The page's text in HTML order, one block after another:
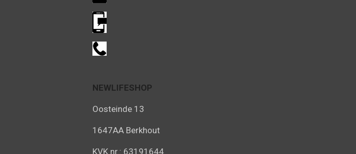
NEWLIFESHOP
Oosteinde 13
1647AA Berkhout
KVK nr.: 63191644